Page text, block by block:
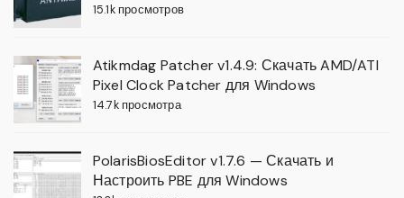
15.1k просмотров
Atikmdag Patcher v1.4.9: Скачать AMD/ATI
Pixel Clock Patcher для Windows
14.7k просмотра
PolarisBiosEditor v1.7.6 — Скачать и
Настроить PBE для Windows